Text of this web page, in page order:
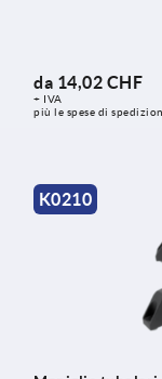
da 14,02 CHF
+ IVA
più le spese di
K0210